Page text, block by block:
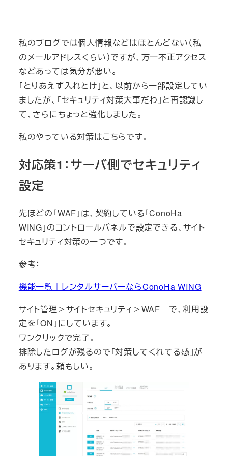
私のブログでは個人情報などはほとんどない（私
のメールアドレスくらい）ですが、万一不正アクセス
などあっては気分が悪い。
「とりあえず入れとけ」と、以前から一部設定してい
ましたが、「セキュリティ対策大事だわ」と再認識し
て、さらにちょっと強化しました。
私のやっている対策はこちらです。
対応策1：サーバ側でセキュリティ
設定
先ほどの「WAF」は、契約している「ConoHa
WING」のコントロールパネルで設定できる、サイト
セキュリティ対策の一つです。
参考：
機能一覧｜レンタルサーバーならConoHa WING
サイト管理＞サイトセキュリティ＞WAF で、利用設
定を「ON」にしています。
ワンクリックで完了。
排除したログが残るので「対策してくれてる感」が
あります。頼もしい。